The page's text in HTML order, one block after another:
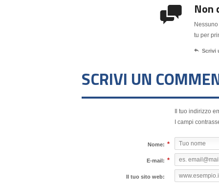
 Non
tu per
 Scrivi
SCRIVI UN
Il tuo indirizzo
I campi
Nome: *
E-mail: *
Il tuo sito web: